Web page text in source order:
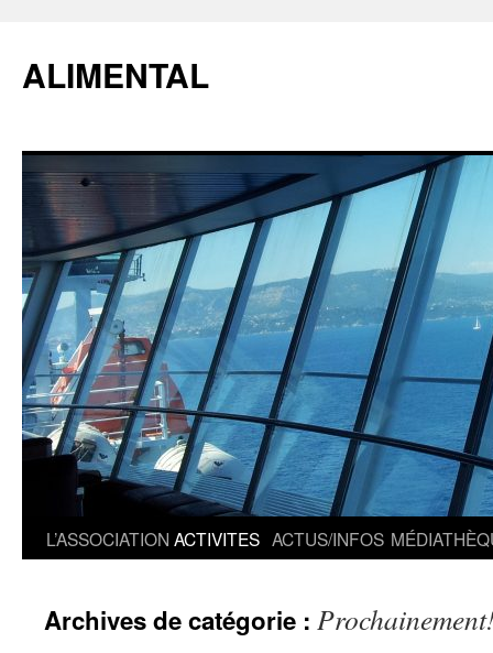
ALIMENTAL
L’ASSOCIATION ACTIVITES ACTUS/INFOS
Archives de catégorie :